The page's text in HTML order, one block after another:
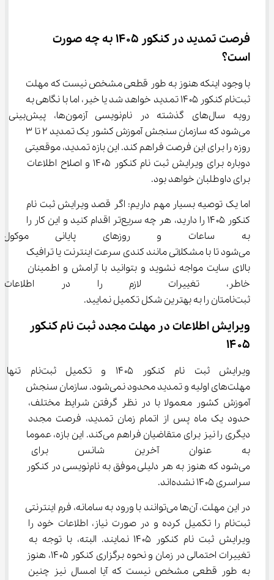
فرصت تمدید در کنکور 1405 به چه صورت
است؟
با وجود اینکه هنوز به طور قطعی مشخص نیست که مهلت
ثبت‌نام کنکور ۱۴۰۵ تمدید خواهد شد یا خیر، اما با نگاهی به
رویه سال‌های گذشته در نام‌نویسی آزمون‌ها، پیش‌بینی
روزه را برای این فرصت فراهم کند. این بازه تمدید، موقعیتی
دوباره برای ویرایش ثبت نام کنکور ۱۴۰۵ و اصلاح اطلاعات
برای داوطلبان خواهد بود.
اما یک توصیه بسیار مهم داریم: اگر قصد ویرایش ثبت نام
کنکور ۱۴۰۵ را دارید، هر چه سریع‌تر اقدام کنید و این کار را
به ساعات و روزهای پایانی
می‌شود تا با مشکلاتی مانند کندی سرعت اینترنت یا ترافیک
بالای سایت مواجه نشوید و بتوانید با آرامش و اطمینان
خاطر، تغییرات لازم را در
ثبت‌نامتان را به بهترین شکل تکمیل نمایید.
ویرایش اطلاعات در مهلت مجدد ثبت نام کنکور
۱۴۰۵
ویرایش ثبت نام کنکور ۱۴۰۵ و تکمیل
مهلت‌های اولیه و تمدید محدود نمی‌شود. سازمان سنجش
آموزش کشور معمولا با در نظر گرفتن شرایط مختلف،
حدود یک ماه پس از اتمام زمان تمدید، فرصت مجدد
دیگری را نیز برای متقاضیان فراهم می‌کند. این بازه، عموما
به عنوان آخرین شانس برای
می‌شود که هنوز به هر دلیلی موفق به نام‌نویسی در کنکور
سراسری ۱۴۰۵ نشده‌اند.
در این مهلت، آن‌ها می‌توانند با ورود به سامانه، فرم اینترنتی
ثبت‌نام را تکمیل کرده و در صورت نیاز، اطلاعات خود را
ویرایش ثبت نام کنکور ۱۴۰۵ نمایند. البته، با توجه به
تغییرات احتمالی در زمان و نحوه برگزاری کنکور ۱۴۰۵، هنوز
به طور قطعی مشخص نیست که آیا امسال نیز چنین